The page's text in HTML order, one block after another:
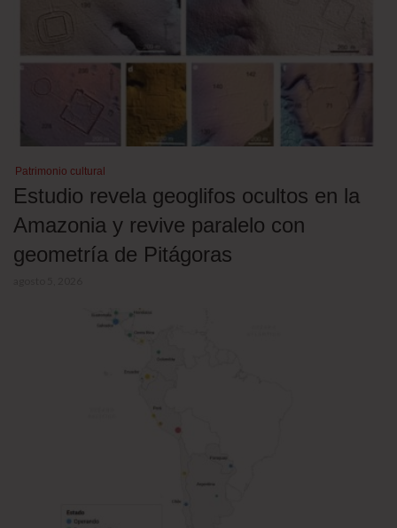
Patrimonio cultural
Estudio revela geoglifos ocultos en la
Amazonia y revive paralelo con
geometría de Pitágoras